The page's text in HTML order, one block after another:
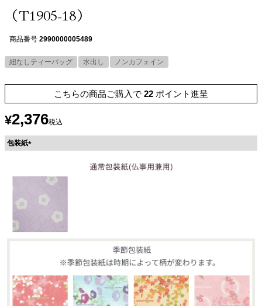
（T1905-18）
商品番号 2990000005489
紐なしティーバッグ 水出し ノンカフェイン
こちらの商品ご購入で 22 ポイント進呈
¥2,376税込
包装紙
須